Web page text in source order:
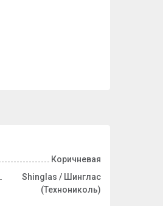
Коричневая
Shinglas / Шинглас
(Технониколь)